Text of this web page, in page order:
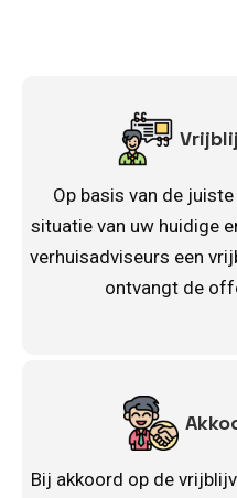
Op basis van de
situatie van uw huidige
verhuisadviseurs een
ontvangt de
Bij akkoord op de